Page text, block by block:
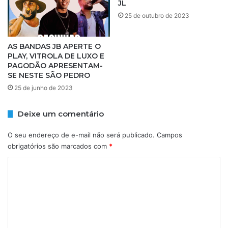
e
t
o
d
o
f
i
l
o
:
'
a
e
l
e
g
a
l
'
a
a
p
AS BANDAS JB APERTE O
PLAY, VITROLA DE LUXO E
PAGODÃO APRESENTAM-
SE NESTE SÃO PEDRO
25 de junho de 2023
JL
25 de outubro de 2023
Deixe um comentário
O seu endereço de e-mail não será publicado. Campos
obrigatórios são marcados com *